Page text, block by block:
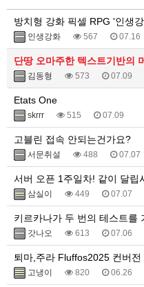
방치형 강화 픽셀 RPG '인생
인생강화 567 07.16
김동형 573 07.09
Etats One
skrrr 515 07.09
고블린 접속 안되는건가요?
서문취설 488 07.07
서버 오픈 1주일차! 같이 달립
삼실이 449 07.07
키르카나가 두 번의 테스트를
갓나오 613 07.06
퇴마,주라 Fluffos2025 컨버전
고냉이 820 06.26